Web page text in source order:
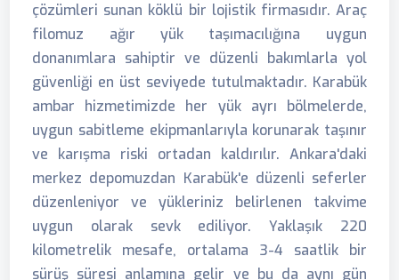
çözümleri sunan köklü bir lojistik firmasıdır. Araç
filomuz ağır yük taşımacılığına uygun
donanımlara sahiptir ve düzenli bakımlarla yol
güvenliği en üst seviyede tutulmaktadır. Karabük
ambar hizmetimizde her yük ayrı bölmelerde,
uygun sabitleme ekipmanlarıyla korunarak taşınır
ve karışma riski ortadan kaldırılır. Ankara'daki
merkez depomuzdan Karabük'e düzenli seferler
düzenleniyor ve yükleriniz belirlenen takvime
uygun olarak sevk ediliyor. Yaklaşık 220
kilometrelik mesafe, ortalama 3-4 saatlik bir
sürüş süresi anlamına gelir ve bu da aynı gün